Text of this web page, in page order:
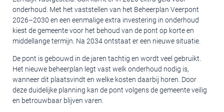
onderhoud. Met het vaststellen van het Beheerplan Veerpont
2026–2030 en een eenmalige extra investering in onderhoud
kiest de gemeente voor het behoud van de pont op korte en
middellange termijn. Na 2034 ontstaat er een nieuwe situatie.
De pont is gebouwd in de jaren tachtig en wordt veel gebruikt.
Het nieuwe beheerplan legt vast welk onderhoud nodig is,
wanneer dit plaatsvindt en welke kosten daarbij horen. Door
deze duidelijke planning kan de pont volgens de gemeente veilig
en betrouwbaar blijven varen.